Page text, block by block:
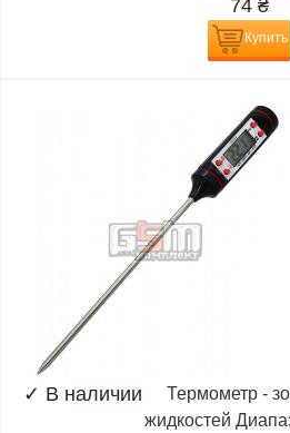
74 ₴
Купить
✓ В наличии
Термометр -
жидкостей